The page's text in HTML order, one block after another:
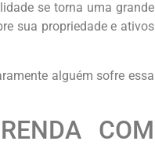
se torna uma grande
sua propriedade e ativos
alguém sofre essa
COM